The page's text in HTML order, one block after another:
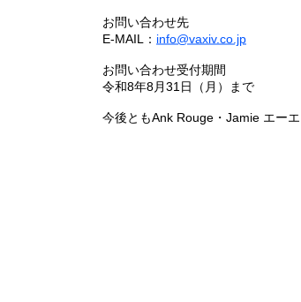
お問い合わせ先
E-MAIL： info@vaxiv.co.jp
お問い合わせ受付期間
令和8年8月31日（月）まで
今後ともAnk Rouge・Jamie エー